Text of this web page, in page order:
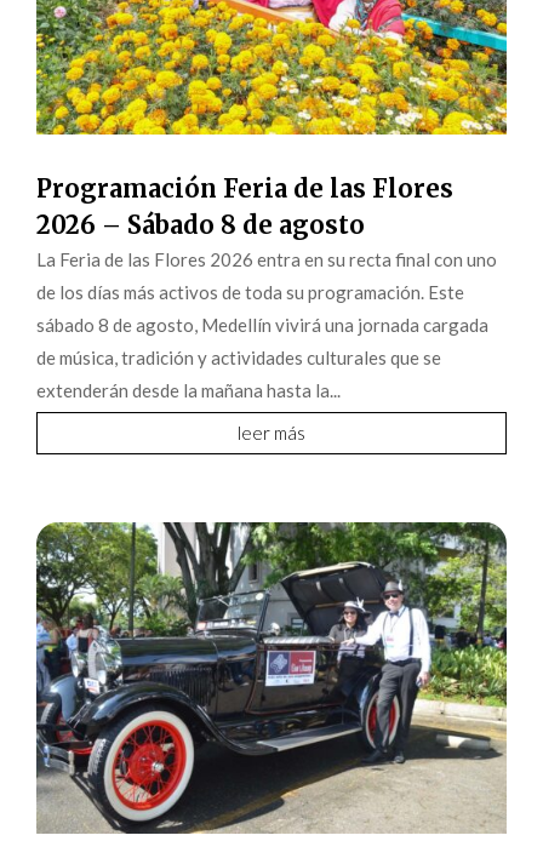
Programación Feria de las Flores
2026 – Sábado 8 de agosto
La Feria de las Flores 2026 entra en su recta final con uno
de los días más activos de toda su programación. Este
sábado 8 de agosto, Medellín vivirá una jornada cargada
de música, tradición y actividades culturales que se
extenderán desde la mañana hasta la...
leer más